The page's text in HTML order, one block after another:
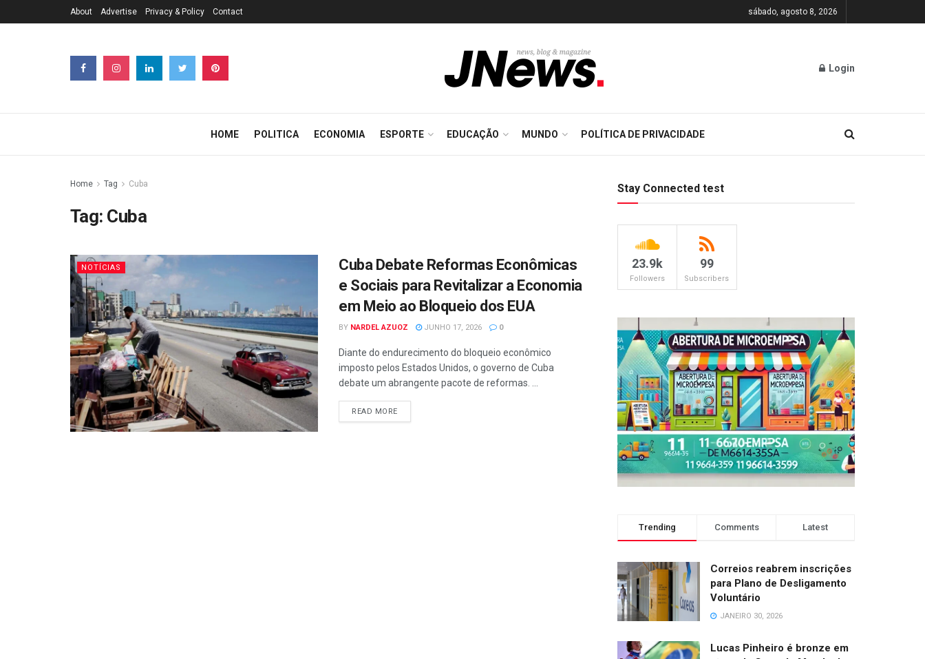
About Advertise Privacy & Policy Contact sábado, agosto 8, 2026
Login
HOME POLITICA ECONOMIA ESPORTE EDUCAÇÃO MUNDO POLÍTICA DE PRIVACIDADE
Home Tag Cuba
Tag: Cuba
NOTÍCIAS
Cuba Debate Reformas Econômicas
e Sociais para Revitalizar a Economia
em Meio ao Bloqueio dos EUA
BY NARDEL AZUOZ JUNHO 17, 2026 0
Diante do endurecimento do bloqueio econômico
imposto pelos Estados Unidos, o governo de Cuba
debate um abrangente pacote de reformas. ...
READ MORE
Stay Connected test
23.9k
Followers
99
Subscribers
Trending Comments Latest
Correios reabrem inscrições
para Plano de Desligamento
Voluntário
JANEIRO 30, 2026
Lucas Pinheiro é bronze em